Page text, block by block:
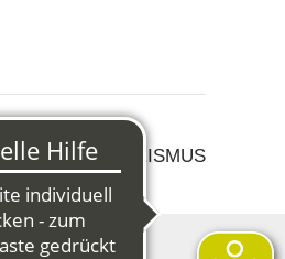
KULTUR & TOURISMUS